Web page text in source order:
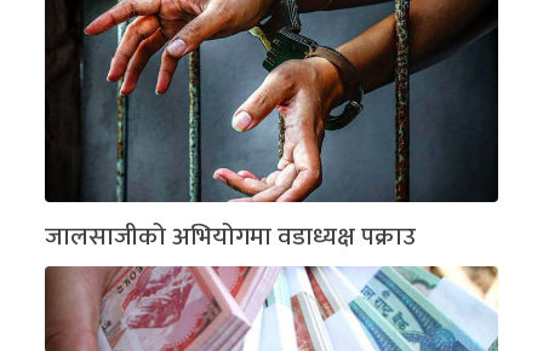
जालसाजीको अभियोगमा वडाध्यक्ष पक्राउ